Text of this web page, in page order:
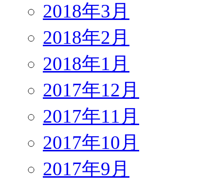
2018年3月
2018年2月
2018年1月
2017年12月
2017年11月
2017年10月
2017年9月